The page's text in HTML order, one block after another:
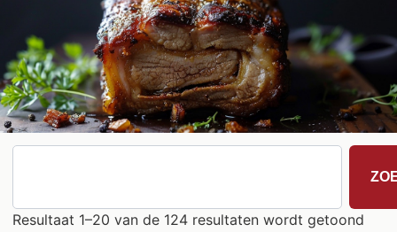
Resultaat 1–20 van de 124 resultaten wordt getoond